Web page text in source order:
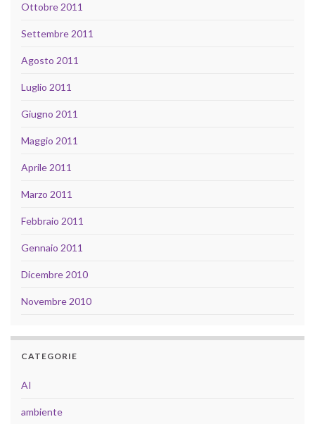
Ottobre 2011
Settembre 2011
Agosto 2011
Luglio 2011
Giugno 2011
Maggio 2011
Aprile 2011
Marzo 2011
Febbraio 2011
Gennaio 2011
Dicembre 2010
Novembre 2010
CATEGORIE
AI
ambiente